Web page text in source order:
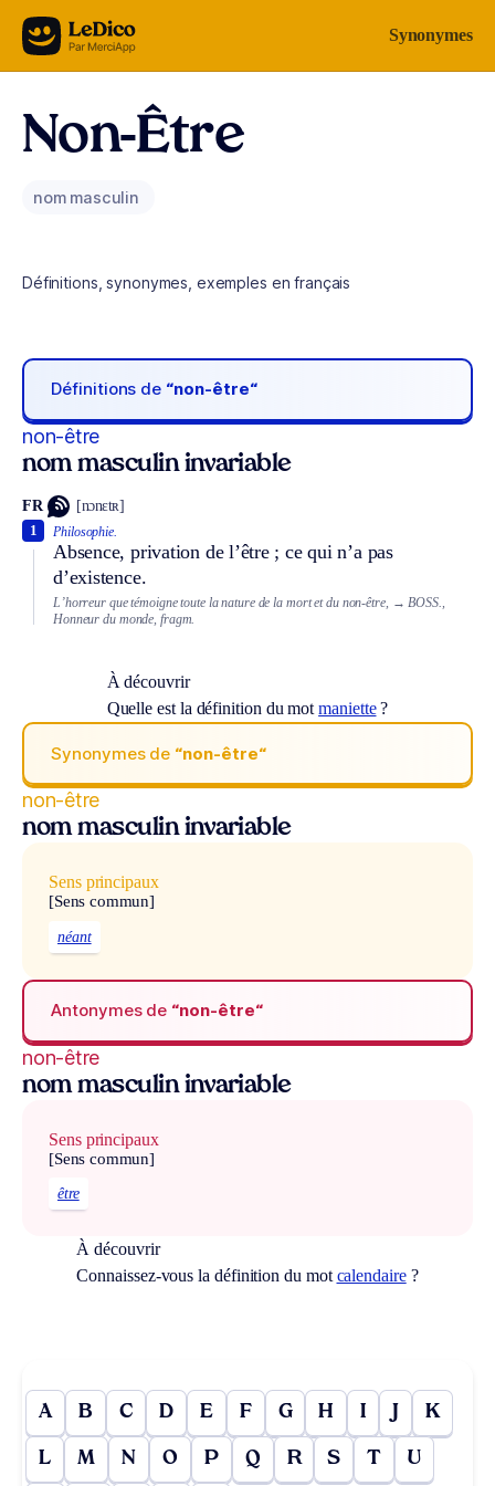
Aller au contenu Synonymes
Non-Être
nom masculin
Définitions, synonymes, exemples en français
Définitions de “non-être“
non-être
nom masculin invariable
FR [nɔnɛtʀ]
Philosophie.
Absence, privation de l’être ; ce qui n’a pas
d’existence.
1
L’horreur que témoigne toute la nature de la mort et du non-être, → BOSS.,
Honneur du monde, fragm.
À découvrir
Quelle est la définition du motmaniette?
Synonymes de “non-être“
non-être
nom masculin invariable
Sens principaux
[Sens commun]
néant
Antonymes de “non-être“
non-être
nom masculin invariable
Sens principaux
[Sens commun]
être
À découvrir
Connaissez-vous la définition du mot calendaire?
A B C D E F G H I J K
L M N O P Q R S T U